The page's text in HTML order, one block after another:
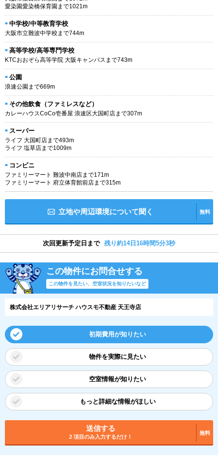
愛染園愛染橋保育園まで1021m
中学校/中等教育学校
大阪市立難波中学校まで744m
高等学校/高等専門学校
KTCおおぞら高等学院 大阪キャンパスまで743m
公園
浪速公園まで669m
その他飲食（ファミレスなど）
カレーハウスCoCo壱番屋 浪速区大国町店まで307m
スーパー
ライフ 大国町店まで493m
ライフ 塩草店まで1009m
コンビニ
ファミリーマート 難波中南店まで171m
ファミリーマート 府立体育館前店まで315m
立地や周辺環境について聞く 無料
次回更新予定日まで 残り約14日16時間5分3秒
この物件にお問合せする
この物件を見たい、空室状況を知りたいなど
株式会社エリアリサーチ ハウスモ不動産 天王寺店
初期費用が知りたい
物件を実際に見たい
空室情報が知りたい
もっと詳細な情報がほしい
送信する
2 項目のみ入力するだけ！
無料